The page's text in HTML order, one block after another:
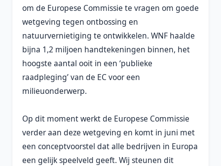
om de Europese Commissie te vragen om goede
wetgeving tegen ontbossing en
natuurvernietiging te ontwikkelen. WNF haalde
bijna 1,2 miljoen handtekeningen binnen, het
hoogste aantal ooit in een ‘publieke
raadpleging’ van de EC voor een
milieuonderwerp.
Op dit moment werkt de Europese Commissie
verder aan deze wetgeving en komt in juni met
een conceptvoorstel dat alle bedrijven in Europa
een gelijk speelveld geeft. Wij steunen dit